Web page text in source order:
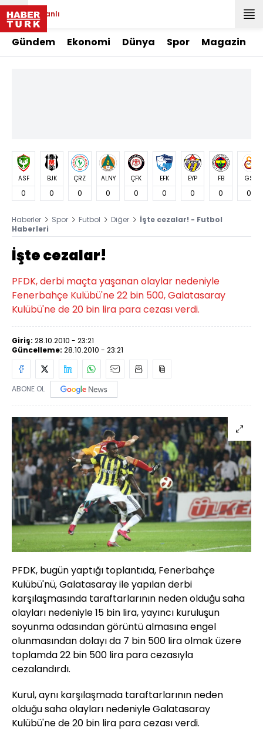
Canlı
Gündem Ekonomi Dünya Spor Magazin
ASF
0
BJK
0
ÇRZ
0
ALNY
0
ÇFK
0
EFK
0
EYP
0
FB
0
GS
0
Haberler Spor Futbol Diğer
İşte cezalar! - Futbol
Haberleri
İşte cezalar!
PFDK, derbi maçta yaşanan olaylar nedeniyle
Fenerbahçe Kulübü'ne 22 bin 500, Galatasaray
Kulübü'ne de 20 bin lira para cezası verdi.
Giriş: 28.10.2010 - 23:21
Güncelleme: 28.10.2010 - 23:21
ABONE OL
PFDK, bugün yaptığı toplantıda, Fenerbahçe
Kulübü'nü, Galatasaray ile yapılan derbi
karşılaşmasında taraftarlarının neden olduğu saha
olayları nedeniyle 15 bin lira, yayıncı kuruluşun
soyunma odasından görüntü almasına engel
olunmasından dolayı da 7 bin 500 lira olmak üzere
toplamda 22 bin 500 lira para cezasıyla
cezalandırdı.
Kurul, aynı karşılaşmada taraftarlarının neden
olduğu saha olayları nedeniyle Galatasaray
Kulübü'ne de 20 bin lira para cezası verdi.